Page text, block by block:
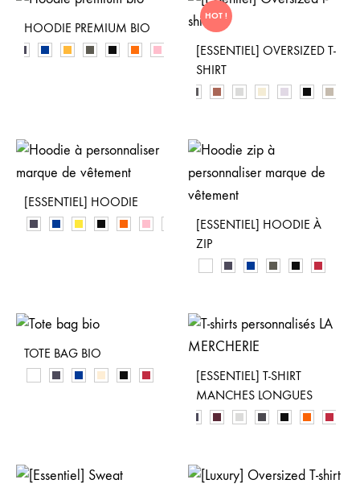
HOODIE PREMIUM BIO
HOT !
[ESSENTIEL] OVERSIZED T-
SHIRT
[ESSENTIEL] HOODIE
[ESSENTIEL] HOODIE À
ZIP
TOTE BAG BIO
[ESSENTIEL] T-SHIRT
MANCHES LONGUES